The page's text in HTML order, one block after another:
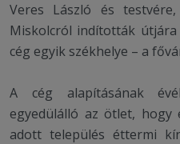
Veres László és
Miskolcról indították
cég egyik székhelye – a
A cég alapításának
egyedülálló az ötlet, hogy
adott település éttermi